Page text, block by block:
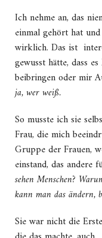
Ich nehme an, das
einmal gehört hat
wirklich. Das ist
gewusst hätte, dass
beibringen oder mir
ja, wer weiß.
So musste ich sie
Frau, die mich
Gruppe der Frauen,
einstand, das andere
sehen Menschen?
kann man das ändern,
Sie war nicht die